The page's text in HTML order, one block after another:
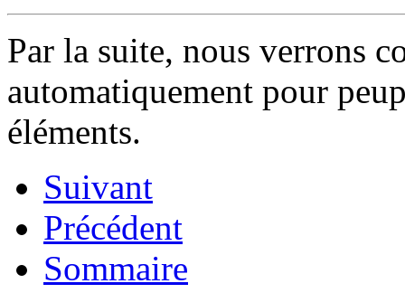
Par la suite, nous verrons
automatiquement pour
éléments.
Suivant
Précédent
Sommaire